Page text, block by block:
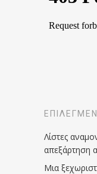
Λίστες
απεξάρτηση
Μια